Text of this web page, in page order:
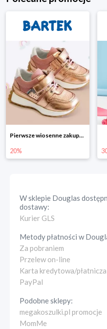
Pierwsze wiosenne zakupy -20%
20%
W sklepie Douglas
dostawy:
Kurier GLS
Metody płatności w
Za pobraniem
Przelew on-line
Karta kredytowa/płatnicza
PayPal
Podobne sklepy:
megakoszulki.pl promocje
MomMe